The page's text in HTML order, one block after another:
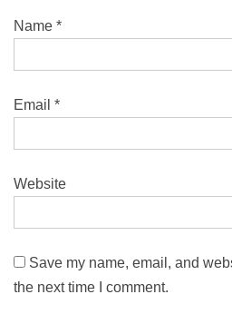
Name *
Email *
Website
Save my name, email, and
the next time I comment.